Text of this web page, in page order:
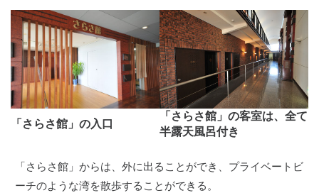
「さらさ館」の入口
「さらさ館」の客室は、全て
半露天風呂付き
「さらさ館」からは、外に出ることができ、プライベートビ
ーチのような湾を散歩することができる。